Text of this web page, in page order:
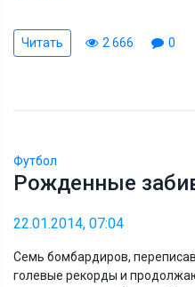
Читать 2 666 0
Футбол
Рожденные
22.01.2014, 07:04
Семь бомбардиров,
голевые рекорды и